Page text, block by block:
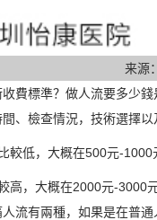
来源
費標準？做人流要多少
、檢查情況，技術選擇
較低，大概在500元-1000
高，大概在2000元-3000
流有兩種，如果是在普